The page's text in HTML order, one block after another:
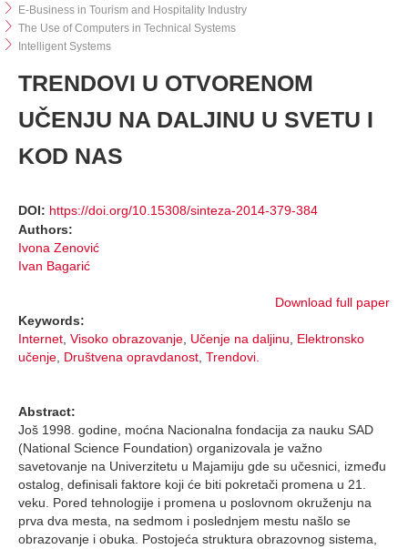
E-Business in Tourism and Hospitality Industry
The Use of Computers in Technical Systems
Intelligent Systems
TRENDOVI U OTVORENOM
UČENJU NA DALJINU U SVETU I
KOD NAS
DOI: https://doi.org/10.15308/sinteza-2014-379-384
Authors:
Ivona Zenović
Ivan Bagarić
Download full paper
Keywords:
Internet, Visoko obrazovanje, Učenje na daljinu, Elektronsko
učenje, Društvena opravdanost, Trendovi.
Abstract:
Još 1998. godine, moćna Nacionalna fondacija za nauku SAD
(National Science Foundation) organizovala je važno
savetovanje na Univerzitetu u Majamiju gde su učesnici, između
ostalog, definisali faktore koji će biti pokretači promena u 21.
veku. Pored tehnologije i promena u poslovnom okruženju na
prva dva mesta, na sedmom i poslednjem mestu našlo se
obrazovanje i obuka. Postojeća struktura obrazovnog sistema,